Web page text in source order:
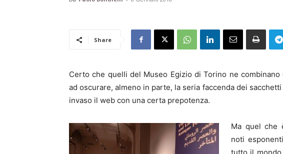
Share
Certo che quelli del Museo Egizio di Torino ne combinano
ad oscurare, almeno in parte, la seria faccenda dei
invaso il web con una certa prepotenza.
Ma quel che
noti